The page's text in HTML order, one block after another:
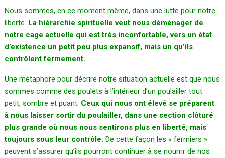
Nous sommes, en ce moment même, dans une lutte pour notre
liberté. La hiérarchie spirituelle veut nous déménager de
notre cage actuelle qui est très inconfortable, vers un état
d’existence un petit peu plus expansif, mais un qu’ils
contrôlent fermement.
Une métaphore pour décrire notre situation actuelle est que nous
sommes comme des poulets à l’intérieur d’un poulailler tout
petit, sombre et puant. Ceux qui nous ont élevé se préparent
à nous laisser sortir du poulailler, dans une section clôturé
plus grande où nous nous sentirons plus en liberté, mais
toujours sous leur contrôle.De cette façon les « fermiers »
peuvent s’assurer qu’ils pourront continuer à se nourrir de nos